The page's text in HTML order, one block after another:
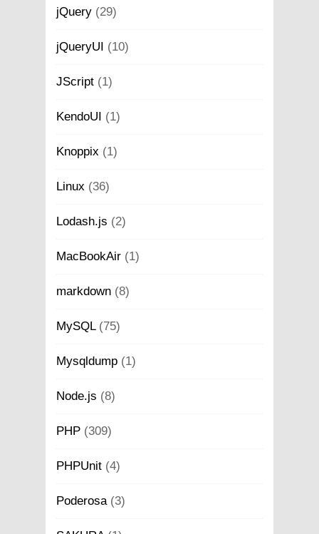
jQuery (29)
jQueryUI (10)
JScript (1)
KendoUI (1)
Knoppix (1)
Linux (36)
Lodash.js (2)
MacBookAir (1)
markdown (8)
MySQL(75)
Mysqldump (1)
Node.js (8)
PHP (309)
PHPUnit (4)
Poderosa(3)